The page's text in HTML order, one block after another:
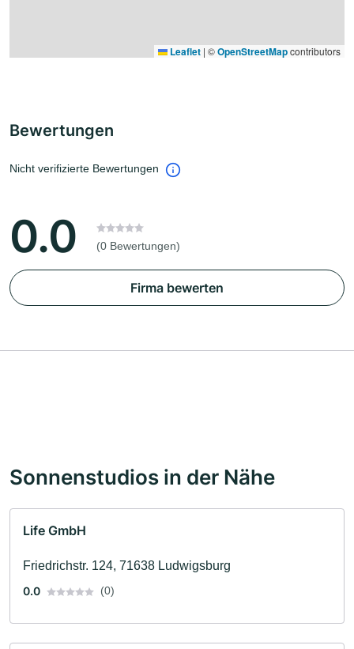
Leaflet | ©OpenStreetMapcontributors
Bewertungen
Nicht verifizierte Bewertungen
0.0 (0 Bewertungen)
Firma bewerten
Sonnenstudios in der Nähe
Life GmbH
Friedrichstr. 124, 71638 Ludwigsburg
0.0
(0)